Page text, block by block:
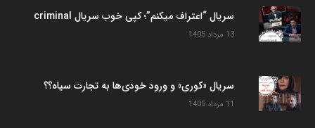
سریال “اعتراف میکنم”؛ کپی خوب سریال criminal
13 مرداد 1405
سریال «کوری» و ورود خودی‌ها به تجارت سیاه؟؟
11 مرداد 1405